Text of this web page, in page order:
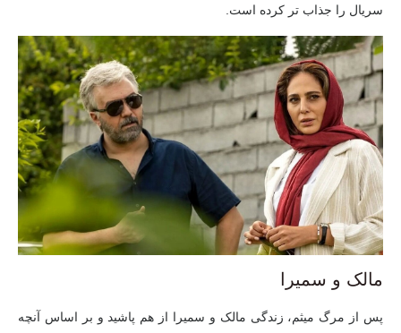
سریال را جذاب تر کرده است.
مالک و سمیرا
پس از مرگ میثم، زندگی مالک و سمیرا از هم پاشید و بر اساس آنچه